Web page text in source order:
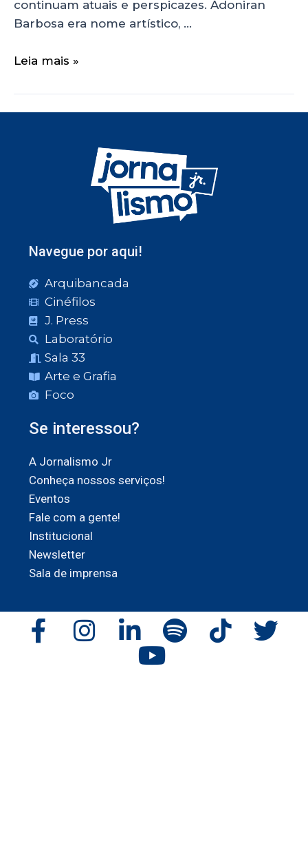
continuam atuais e perspicazes. Adoniran
Barbosa era nome artístico, …
Leia mais »
Navegue por aqui!
Arquibancada
Cinéfilos
J. Press
Laboratório
Sala 33
Arte e Grafia
Foco
Se interessou?
A Jornalismo Jr
Conheça nossos serviços!
Eventos
Fale com a gente!
Institucional
Newsletter
Sala de imprensa